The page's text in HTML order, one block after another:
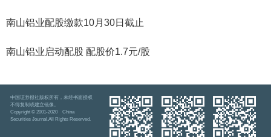
南山铝业配股缴款10月30日截止
南山铝业启动配股 配股价1.7元/股
中国证券报社版权所有，未经书面授权
不得复制或建立镜像。
Copyright © 2001-2020 China
Securities Journal.All Rights Reserved.